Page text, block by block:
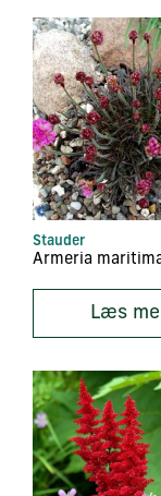
Stauder
Læs